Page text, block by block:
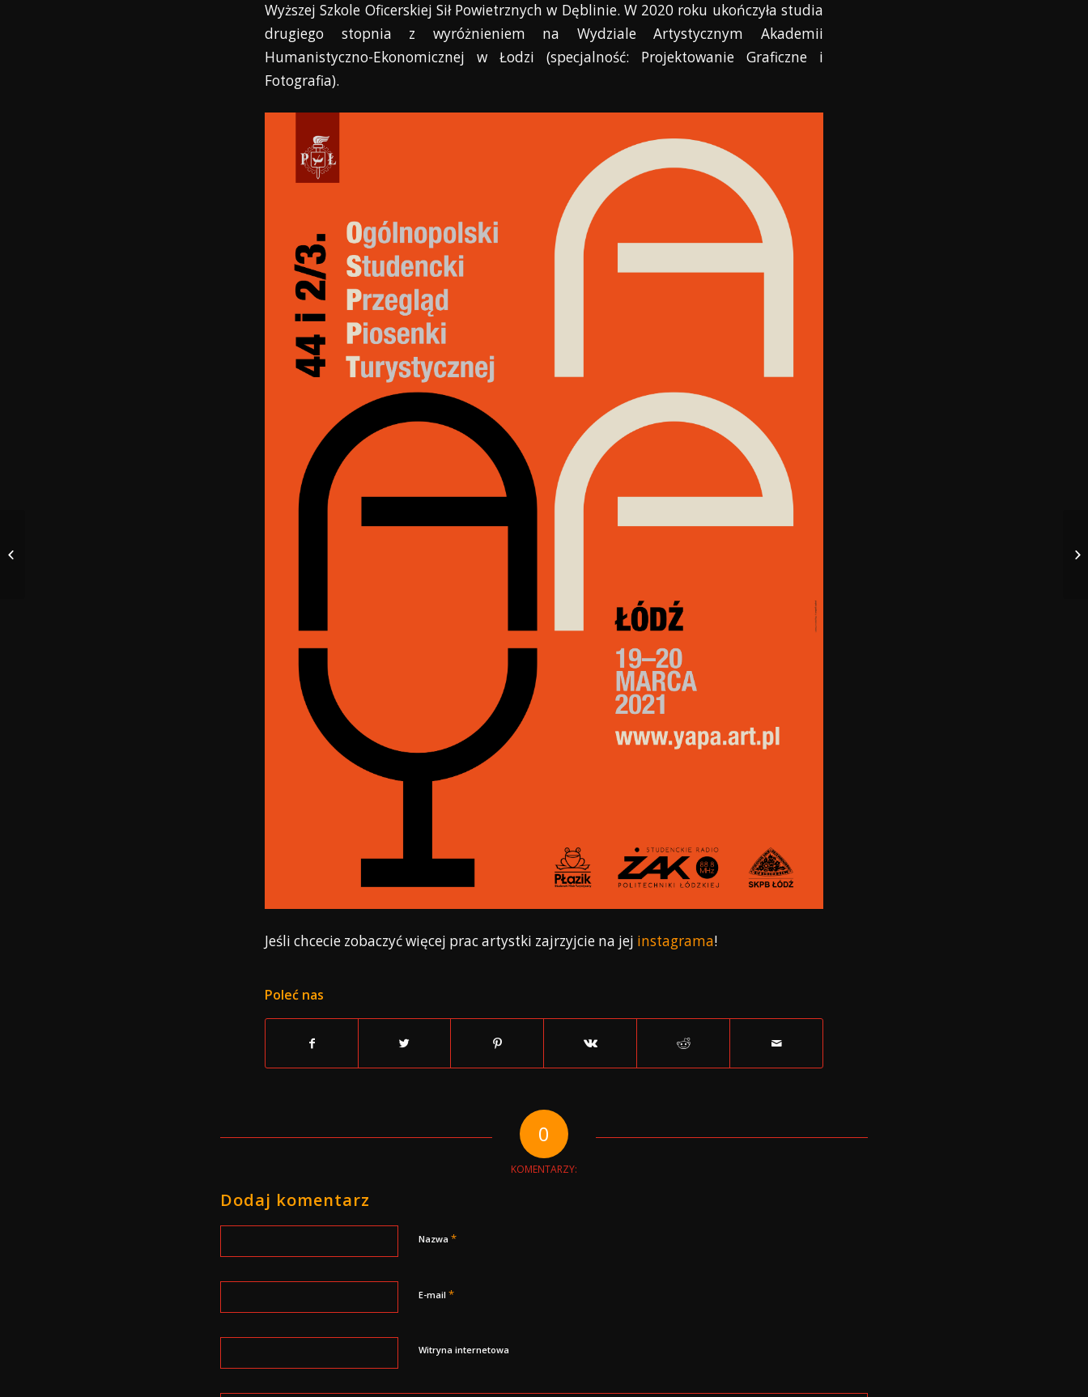
Wyższej Szkole Oficerskiej Sił Powietrznychw Dęblinie. W 2020 roku ukończyła studia
drugiego stopnia z wyróżnieniem na WydzialeArtystycznym Akademii
Humanistyczno-Ekonomicznej w Łodzi (specjalność: Projektowanie Graficzne i
Fotografia).
Jeśli chcecie zobaczyć więcej prac artystki zajrzyjcie na jej instagrama!
Poleć nas
0
KOMENTARZY:
Dodaj komentarz
Nazwa *
E-mail *
Witryna internetowa